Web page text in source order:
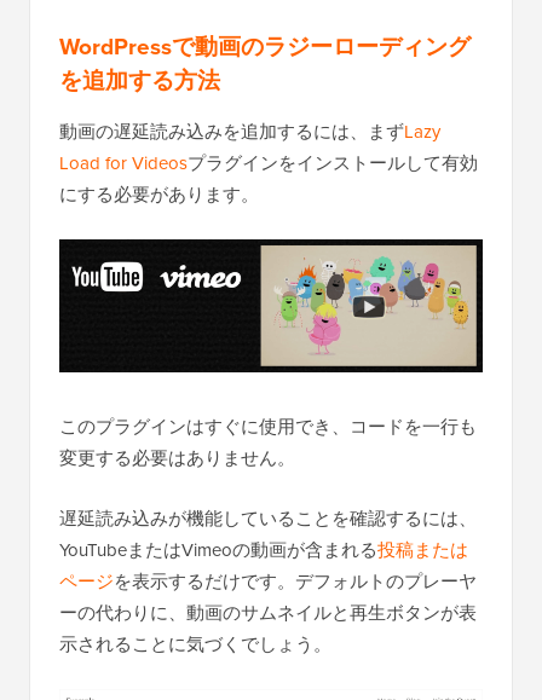
WordPressで動画のラジーローディング
を追加する方法
動画の遅延読み込みを追加するには、まずLazy
Load for Videosプラグインをインストールして有効
にする必要があります。
このプラグインはすぐに使用でき、コードを一行も
変更する必要はありません。
遅延読み込みが機能していることを確認するには、
YouTubeまたはVimeoの動画が含まれる投稿または
ページを表示するだけです。デフォルトのプレーヤ
ーの代わりに、動画のサムネイルと再生ボタンが表
示されることに気づくでしょう。